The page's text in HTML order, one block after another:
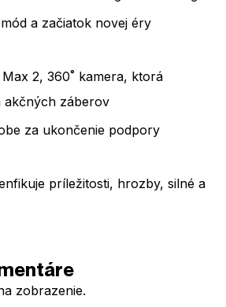
a začiatok novej éry
2, 360˚ kamera, ktorá
akčných záberov
za ukončenie podpory
príležitosti, hrozby, silné a
zobrazenie.